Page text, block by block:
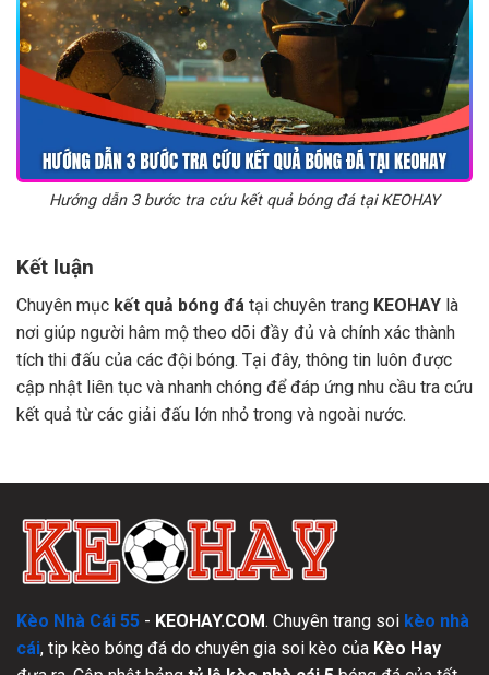
Hướng dẫn 3 bước tra cứu kết quả bóng đá tại KEOHAY
Kết luận
Chuyên mục kết quả bóng đá tại chuyên trang KEOHAY là
nơi giúp người hâm mộ theo dõi đầy đủ và chính xác thành
tích thi đấu của các đội bóng. Tại đây, thông tin luôn được
cập nhật liên tục và nhanh chóng để đáp ứng nhu cầu tra cứu
kết quả từ các giải đấu lớn nhỏ trong và ngoài nước.
Kèo Nhà Cái 55 - KEOHAY.COM. Chuyên trang soi kèo nhà
cái, tip kèo bóng đá do chuyên gia soi kèo của Kèo Hay